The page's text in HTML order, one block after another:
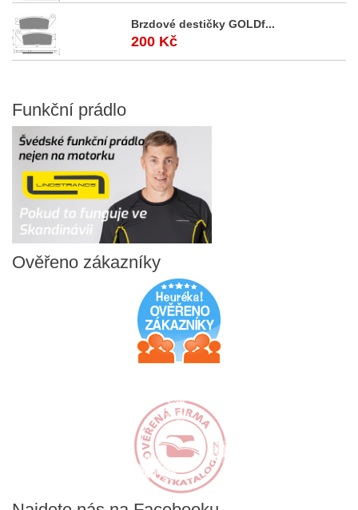
Brzdové destičky GOLDf...
200 Kč
Funkční prádlo
Ověřeno zákazníky